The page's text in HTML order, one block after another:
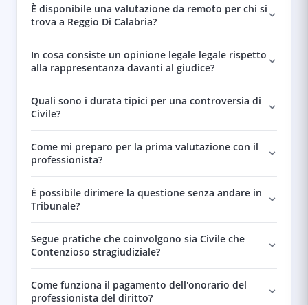
È disponibile una valutazione da remoto per chi si
trova a Reggio Di Calabria?
In cosa consiste un opinione legale legale rispetto
alla rappresentanza davanti al giudice?
Quali sono i durata tipici per una controversia di
Civile?
Come mi preparo per la prima valutazione con il
professionista?
È possibile dirimere la questione senza andare in
Tribunale?
Segue pratiche che coinvolgono sia Civile che
Contenzioso stragiudiziale?
Come funziona il pagamento dell'onorario del
professionista del diritto?